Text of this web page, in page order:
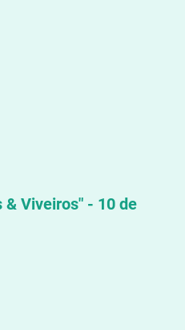
& Viveiros" - 10 de